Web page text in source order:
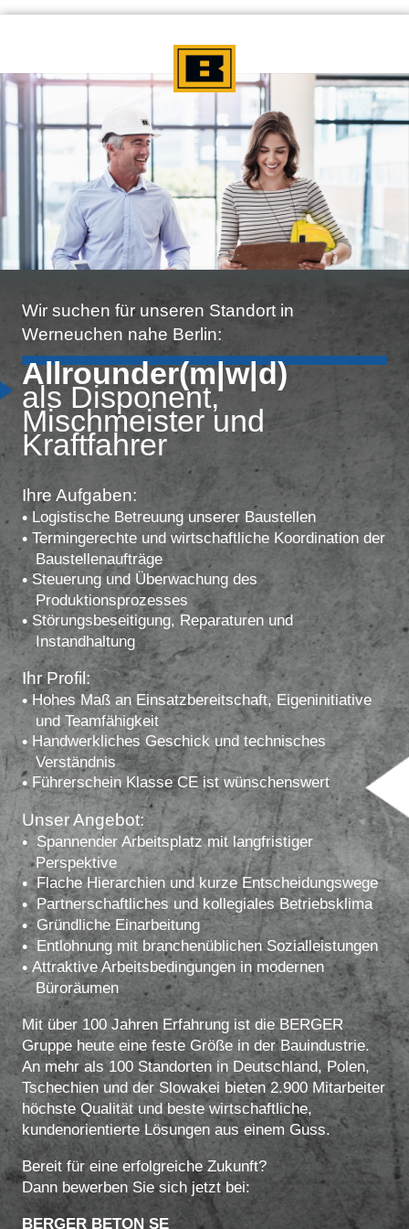
Wir suchen für unseren Standort in
Werneuchen nahe Berlin:
Allrounder(m|w|d)
als Disponent,
Mischmeister und
Kraftfahrer
Ihre Aufgaben:
Logistische Betreuung unserer Baustellen
Termingerechte und wirtschaftliche Koordination der
Baustellenaufträge
Steuerung und Überwachung des
Produktionsprozesses
Störungsbeseitigung, Reparaturen und
Instandhaltung
Ihr Profil:
Hohes Maß an Einsatzbereitschaft, Eigeninitiative
und Teamfähigkeit
Handwerkliches Geschick und technisches
Verständnis
Führerschein Klasse CE ist wünschenswert
Unser Angebot:
Spannender Arbeitsplatz mit langfristiger
Perspektive
Flache Hierarchien und kurze Entscheidungswege
Partnerschaftliches und kollegiales Betriebsklima
Gründliche Einarbeitung
Entlohnung mit branchenüblichen Sozialleistungen
Attraktive Arbeitsbedingungen in modernen
Büroräumen
Mit über 100 Jahren Erfahrung ist die BERGER
Gruppe heute eine feste Größe in der Bauindustrie.
An mehr als 100 Standorten in Deutschland, Polen,
Tschechien und der Slowakei bieten 2.900 Mitarbeiter
höchste Qualität und beste wirtschaftliche,
kundenorientierte Lösungen aus einem Guss.
Bereit für eine erfolgreiche Zukunft?
Dann bewerben Sie sich jetzt bei:
BERGER BETON SE